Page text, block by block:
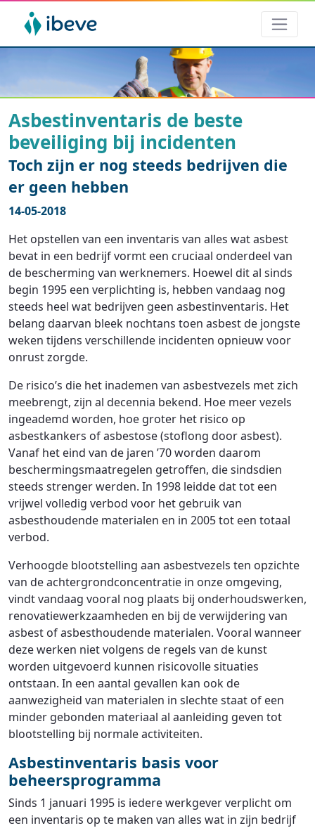
Asbestinventaris de beste
beveiliging bij incidenten
Toch zijn er nog steeds bedrijven die
er geen hebben
14-05-2018
Het opstellen van een inventaris van alles wat asbest
bevat in een bedrijf vormt een cruciaal onderdeel van
de bescherming van werknemers. Hoewel dit al sinds
begin 1995 een verplichting is, hebben vandaag nog
steeds heel wat bedrijven geen asbestinventaris. Het
belang daarvan bleek nochtans toen asbest de jongste
weken tijdens verschillende incidenten opnieuw voor
onrust zorgde.
De risico’s die het inademen van asbestvezels met zich
meebrengt, zijn al decennia bekend. Hoe meer vezels
ingeademd worden, hoe groter het risico op
asbestkankers of asbestose (stoflong door asbest).
Vanaf het eind van de jaren ’70 worden daarom
beschermingsmaatregelen getroffen, die sindsdien
steeds strenger werden. In 1998 leidde dat tot een
vrijwel volledig verbod voor het gebruik van
asbesthoudende materialen en in 2005 tot een totaal
verbod.
Verhoogde blootstelling aan asbestvezels ten opzichte
van de achtergrondconcentratie in onze omgeving,
vindt vandaag vooral nog plaats bij onderhoudswerken,
renovatiewerkzaamheden en bij de verwijdering van
asbest of asbesthoudende materialen. Vooral wanneer
deze werken niet volgens de regels van de kunst
worden uitgevoerd kunnen risicovolle situaties
ontstaan. In een aantal gevallen kan ook de
aanwezigheid van materialen in slechte staat of een
minder gebonden materiaal al aanleiding geven tot
blootstelling bij normale activiteiten.
Asbestinventaris basis voor
beheersprogramma
Sinds 1 januari 1995 is iedere werkgever verplicht om
een inventaris op te maken van alles wat in zijn bedrijf